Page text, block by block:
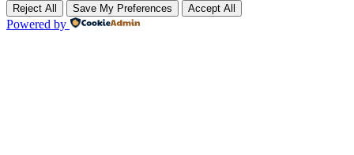
Reject All Save My Preferences Accept All
Powered by